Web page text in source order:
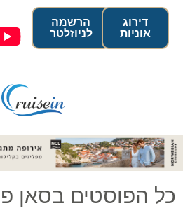
הרשמה
לניוזלטר
דירוג
אוניות
כל הפוסטים בסאן